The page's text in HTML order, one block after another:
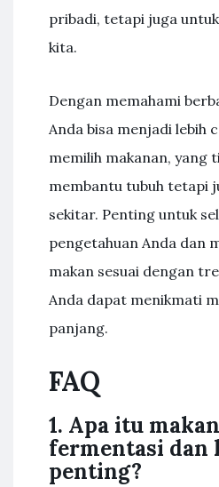
pribadi, tetapi juga
kita.
Dengan memahami
Anda bisa menjadi lebih
memilih makanan, yang
membantu tubuh tetapi
sekitar. Penting untuk
pengetahuan Anda dan
makan sesuai dengan
Anda dapat menikmati
panjang.
FAQ
1. Apa itu
fermentasi dan
penting?